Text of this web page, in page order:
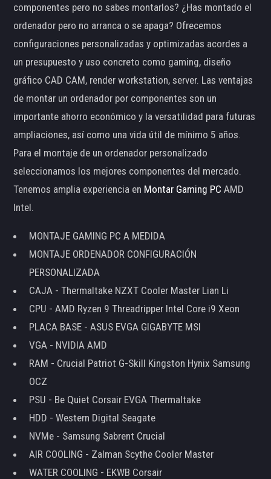
componentes pero no sabes montarlos? ¿Has montado el
ordenador pero no arranca o se apaga? Ofrecemos
configuraciones personalizadas y optimizadas acordes a
un presupuesto y uso concreto como gaming, diseño
gráfico CAD CAM, render workstation, server. Las ventajas
de montar un ordenador por componentes son un
importante ahorro económico y la versatilidad para futuras
ampliaciones, así como una vida útil de mínimo 5 años.
Para el montaje de un ordenador personalizado
seleccionamos los mejores componentes del mercado.
Tenemos amplia experiencia en Montar Gaming PC AMD
Intel.
MONTAJE GAMING PC A MEDIDA
MONTAJE ORDENADOR CONFIGURACIÓN
PERSONALIZADA
CAJA - Thermaltake NZXT Cooler Master Lian Li
CPU - AMD Ryzen 9 Threadripper Intel Core i9 Xeon
PLACA BASE - ASUS EVGA GIGABYTE MSI
VGA - NVIDIA AMD
RAM - Crucial Patriot G-Skill Kingston Hynix Samsung
OCZ
PSU - Be Quiet Corsair EVGA Thermaltake
HDD - Western Digital Seagate
NVMe - Samsung Sabrent Crucial
AIR COOLING - Zalman Scythe Cooler Master
WATER COOLING - EKWB Corsair